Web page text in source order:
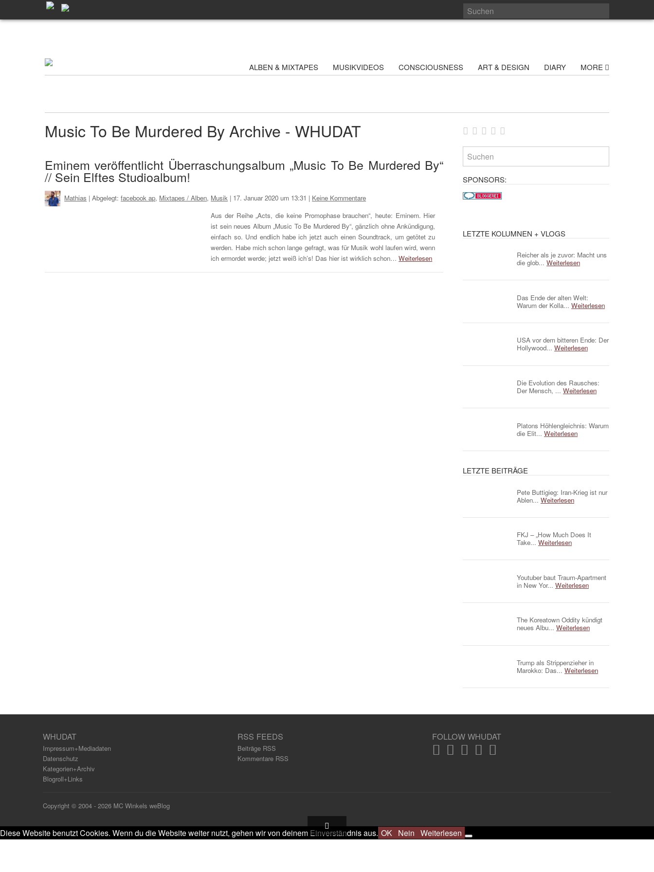
ALBEN & MIXTAPES MUSIKVIDEOS CONSCIOUSNESS ART & DESIGN DIARY MORE
Music To Be Murdered By Archive - WHUDAT
Eminem veröffentlicht Überraschungsalbum „Music To Be Murdered By“
// Sein Elftes Studioalbum!
Mathias | Abgelegt:facebook ap, Mixtapes / Alben, Musik | 17. Januar 2020 um 13:31 | Keine Kommentare
Aus der Reihe „Acts, die keine Promophase brauchen“, heute: Eminem. Hier
ist sein neues Album „Music To Be Murdered By“, gänzlich ohne Ankündigung,
einfach so. Und endlich habe ich jetzt auch einen Soundtrack, um getötet zu
werden. Habe mich schon lange gefragt, was für Musik wohl laufen wird, wenn
ich ermordet werde; jetzt weiß ich’s! Das hier ist wirklich schon…Weiterlesen
SPONSORS:
LETZTE KOLUMNEN + VLOGS
Reicher als je zuvor: Macht uns
die glob... Weiterlesen
Das Ende der alten Welt:
Warum der Kolla... Weiterlesen
USA vor dem bitteren Ende: Der
Hollywood... Weiterlesen
Die Evolution des Rausches:
Der Mensch, ... Weiterlesen
Platons Höhlengleichnis: Warum
die Elit... Weiterlesen
LETZTE BEITRÄGE
Pete Buttigieg: Iran-Krieg ist nur
Ablen... Weiterlesen
FKJ – „How Much Does It
Take... Weiterlesen
Youtuber baut Traum-Apartment
in New Yor... Weiterlesen
The Koreatown Oddity kündigt
neues Albu... Weiterlesen
Trump als Strippenzieher in
Marokko: Das... Weiterlesen
WHUDAT
Impressum+Mediadaten
Datenschutz
Kategorien+Archiv
Blogroll+Links
RSS FEEDS
Beiträge RSS
Kommentare RSS
FOLLOW WHUDAT
Copyright © 2004 - 2026 MC Winkels weBlog
Diese Website benutzt Cookies. Wenn du die Website weiter nutzt, gehen wir von deinem Einverständnis aus. OK Nein Weiterlesen